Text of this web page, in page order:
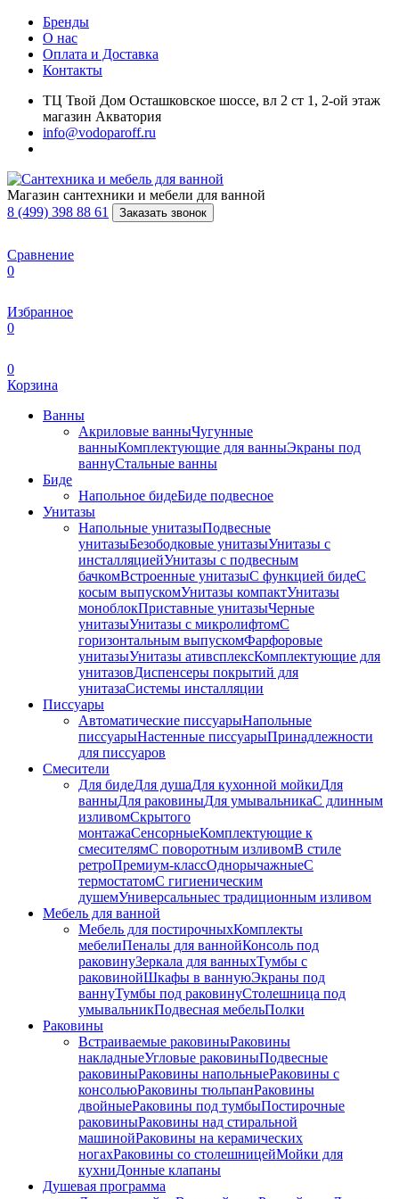
Бренды
О нас
Оплата и Доставка
Контакты
ТЦ Твой Дом Осташковское шоссе, вл 2 ст 1, 2-ой этаж
магазин Акватория
info@vodoparoff.ru
Магазин сантехники и мебели для ванной
8 (499) 398 88 61
Заказать звонок
Сравнение
0
Избранное
0
0
Корзина
Ванны
Акриловые ванныЧугунные
ванныКомплектующие для ванныЭкраны под
ваннуСтальные ванны
Биде
Напольное бидеБиде пoдвеснoе
Унитазы
Напольные унитазыПодвесные
унитазыБезободковые унитазыУнитазы с
инсталляциейУнитазы с подвесным
бачкомВстроенные унитазыС функцией бидеС
косым выпускомУнитазы компактУнитазы
моноблокПриставные унитазыЧерные
унитазыУнитазы с микролифтомC
горизонтальным выпускомФарфоровые
унитазыУнитазы ативсплексКомплектующие для
унитазовДиспенсеры покрытий для
унитазаСистемы инсталляции
Писсуары
Автоматические писсуарыНапольные
писсуарыНастенные писсуарыПринадлежности
для писсуаров
Смесители
Для бидеДля душаДля кухонной мойкиДля
ванныДля раковиныДля умывальникаС длинным
изливомСкрытого
монтажаСенсорныеКомплектующие к
смесителямС поворотным изливомВ стиле
ретроПремиум-классОднорычажныеС
термостатомС гигиеническим
душемУниверсальныес традиционным изливом
Мебель для ванной
Мебель для постирочныхКомплекты
мебелиПеналы для ваннойКонсоль под
раковинуЗеркала для ванныхТумбы с
раковинойШкафы в ваннуюЭкраны под
ваннуТумбы под раковинуСтолешница под
умывальникПодвесная мебельПолки
Раковины
Встраиваемые раковиныРаковины
накладныеУгловые раковиныПодвесные
раковиныРаковины напольныеРаковины с
консольюРаковины тюльпанРаковины
двойныеРаковины под тумбыПостирочные
раковиныРаковины над стиральной
машинойРаковины на керамических
ногахРаковины со столешницейМойки для
кухниДонные клапаны
Душевая программа